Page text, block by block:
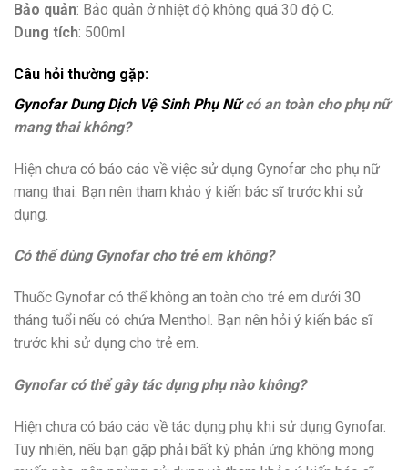
Bảo quản: Bảo quản ở nhiệt độ không quá 30 độ C.
Dung tích: 500ml
Câu hỏi thường gặp:
Gynofar Dung Dịch Vệ Sinh Phụ Nữcó an toàn cho phụ nữ
mang thai không?
Hiện chưa có báo cáo về việc sử dụng Gynofar cho phụ nữ
mang thai. Bạn nên tham khảo ý kiến bác sĩ trước khi sử
dụng.
Có thể dùng Gynofar cho trẻ em không?
Thuốc Gynofar có thể không an toàn cho trẻ em dưới 30
tháng tuổi nếu có chứa Menthol. Bạn nên hỏi ý kiến bác sĩ
trước khi sử dụng cho trẻ em.
Gynofar có thể gây tác dụng phụ nào không?
Hiện chưa có báo cáo về tác dụng phụ khi sử dụng Gynofar.
Tuy nhiên, nếu bạn gặp phải bất kỳ phản ứng không mong